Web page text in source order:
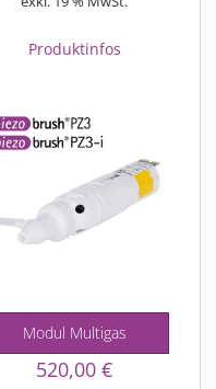
Produktinfos
Modul Multigas
520,00€